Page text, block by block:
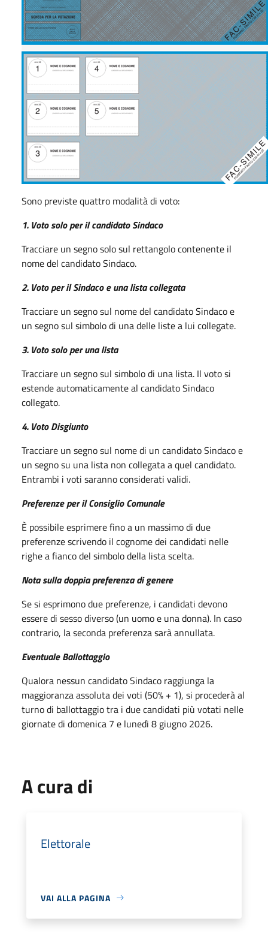
Sono previste quattro modalità di voto:
1. Voto solo per il candidato Sindaco
Tracciare un segno solo sul rettangolo contenente il
nome del candidato Sindaco.
2. Voto per il Sindaco e una lista collegata
Tracciare un segno sul nome del candidato Sindaco e
un segno sul simbolo di una delle liste a lui collegate.
3. Voto solo per una lista
Tracciare un segno sul simbolo di una lista. Il voto si
estende automaticamente al candidato Sindaco
collegato.
4. Voto Disgiunto
Tracciare un segno sul nome di un candidato Sindaco e
un segno su una lista non collegata a quel candidato.
Entrambi i voti saranno considerati validi.
Preferenze per il Consiglio Comunale
È possibile esprimere fino a un massimo di due
preferenze scrivendo il cognome dei candidati nelle
righe a fianco del simbolo della lista scelta.
Nota sulla doppia preferenza di genere
Se si esprimono due preferenze, i candidati devono
essere di sesso diverso (un uomo e una donna). In caso
contrario, la seconda preferenza sarà annullata.
Eventuale Ballottaggio
Qualora nessun candidato Sindaco raggiunga la
maggioranza assoluta dei voti (50% + 1), si procederà al
turno di ballottaggio tra i due candidati più votati nelle
giornate di domenica 7 e lunedì 8 giugno 2026.
A cura di
Elettorale
VAI ALLA PAGINA